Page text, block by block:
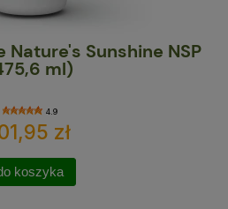
Nature's Sunshine NSP
ml)
4.9
zł
koszyka